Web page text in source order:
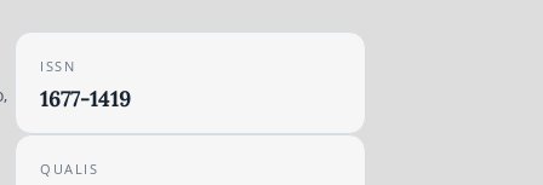
ISSN
1677-1419
QUALIS